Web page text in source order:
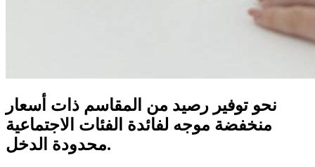
نحو توفير رصيد من المقاسم ذات أسعار
منخفضة موجه لفائدة الفئات الاجتماعية
محدودة الدخل.